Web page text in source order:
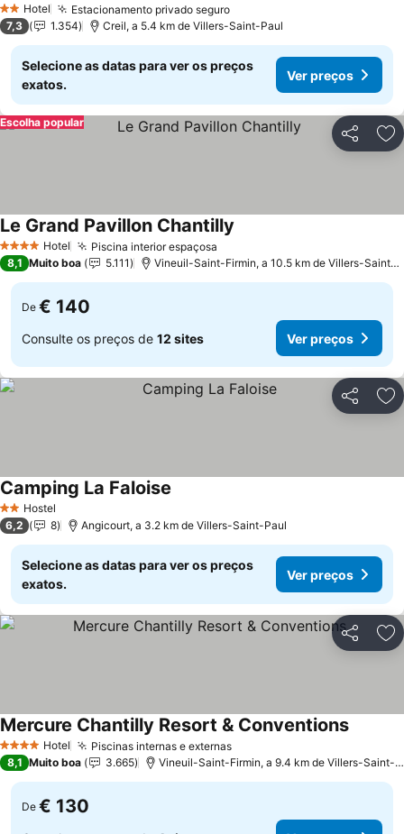
2 Estrelas
Hotel Estacionamento privado seguro
7,3 1.354 Creil, a 5.4 km de Villers-Saint-Paul
Selecione as datas para ver os preços
exatos.
Ver preços
Partilhar
Escolha popular
4 EstrelasHotel Piscina interior espaçosa
Le Grand Pavillon Chantilly
8,1 Muito boa 5.111 Vineuil-Saint-Firmin, a 10.5 km de Villers-Saint-Paul
De € 140
Consulte os preços de 12 sites Ver preços
Partilhar
2 Estrelas
Hostel
Camping La Faloise
6,2 8 Angicourt, a 3.2 km de Villers-Saint-Paul
Selecione as datas para ver os preços
exatos.
Ver preços
Partilhar
4 EstrelasHotel Piscinas internas e externas
Mercure Chantilly Resort & Conventions
8,1 Muito boa 3.665 Vineuil-Saint-Firmin, a 9.4 km de Villers-Saint-Paul
De € 130